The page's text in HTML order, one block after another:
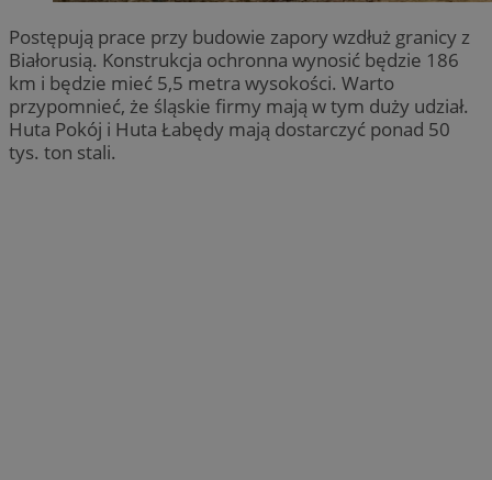
Postępują prace przy budowie zapory wzdłuż granicy z
Białorusią. Konstrukcja ochronna wynosić będzie 186
km i będzie mieć 5,5 metra wysokości. Warto
przypomnieć, że śląskie firmy mają w tym duży udział.
Huta Pokój i Huta Łabędy mają dostarczyć ponad 50
tys. ton stali.